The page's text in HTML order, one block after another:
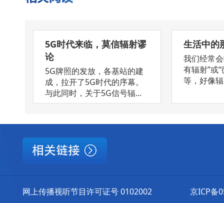
5G时代来临，莫信辐射谬
论
5G牌照的发放，各基站的建
成，拉开了5G时代的序幕。
与此同时，关于5G信号辐...
生活中的
我们经常
有辐射”或
等，好像
网上传播视听节目许可证号 0102002 京ICP备